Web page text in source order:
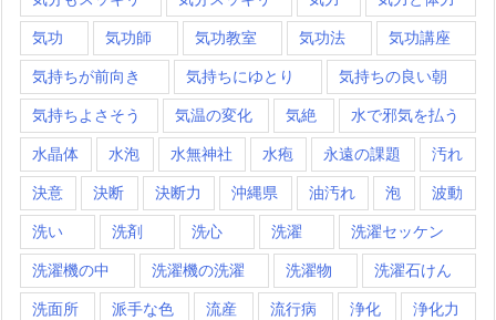
気功 気功師 気功教室 気功法 気功講座
気持ちが前向き 気持ちにゆとり 気持ちの良い朝
気持ちよさそう 気温の変化 気絶 水で邪気を払う
水晶体 水泡 水無神社 水疱 永遠の課題 汚れ
決意 決断 決断力 沖縄県 油汚れ 泡 波動
洗い 洗剤 洗心 洗濯 洗濯セッケン
洗濯機の中 洗濯機の洗濯 洗濯物 洗濯石けん
洗面所 派手な色 流産 流行病 浄化 浄化力